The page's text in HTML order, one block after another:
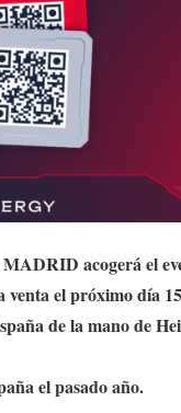
acogerá el
el próximo día
de la mano de
el pasado año.